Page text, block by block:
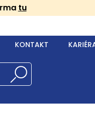
tu
KONTAKT